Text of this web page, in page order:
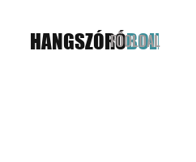
HANGSZÓRÓBOLT
FŐOLDAL